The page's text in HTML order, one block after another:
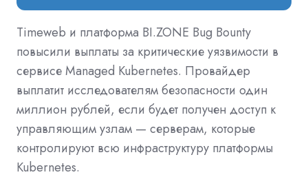
Timeweb и платформа BI.ZONE Bug Bounty
повысили выплаты за критические уязвимости в
сервисе Managed Kubernetes. Провайдер
выплатит исследователям безопасности один
миллион рублей, если будет получен доступ к
управляющим узлам — серверам, которые
контролируют всю инфраструктуру платформы
Kubernetes.